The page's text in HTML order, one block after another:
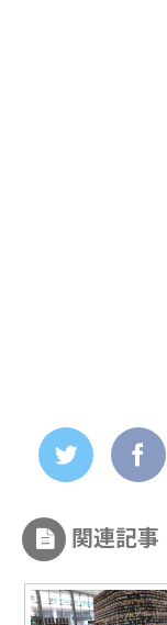
関連記事